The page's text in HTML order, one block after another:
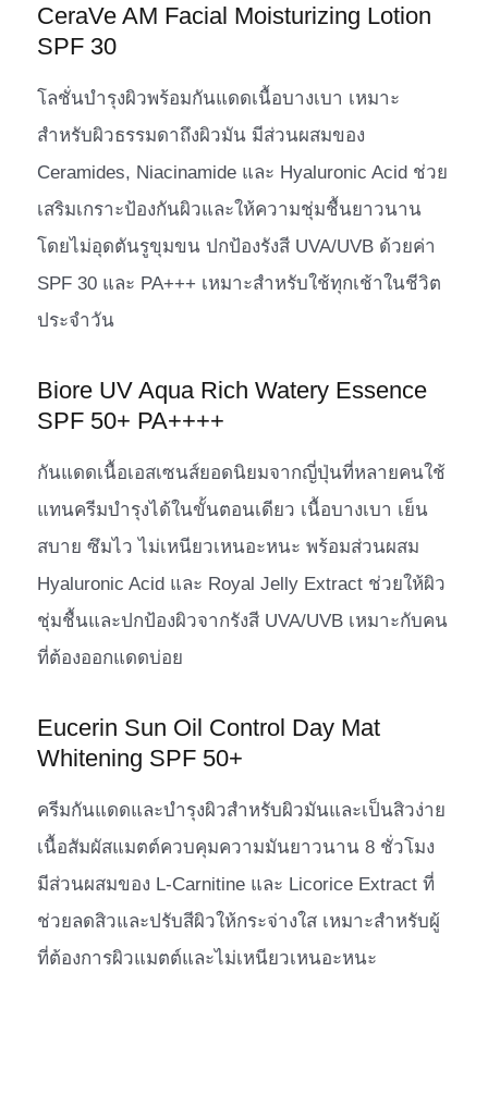
CeraVe AM Facial Moisturizing Lotion
SPF 30
โลชั่นบำรุงผิวพร้อมกันแดดเนื้อบางเบา เหมาะ
สำหรับผิวธรรมดาถึงผิวมัน มีส่วนผสมของ
Ceramides, Niacinamide และ Hyaluronic Acid ช่วย
เสริมเกราะป้องกันผิวและให้ความชุ่มชื้นยาวนาน
โดยไม่อุดตันรูขุมขน ปกป้องรังสี UVA/UVB ด้วยค่า
SPF 30 และ PA+++ เหมาะสำหรับใช้ทุกเช้าในชีวิต
ประจำวัน
Biore UV Aqua Rich Watery Essence
SPF 50+ PA++++
กันแดดเนื้อเอสเซนส์ยอดนิยมจากญี่ปุ่นที่หลายคนใช้
แทนครีมบำรุงได้ในขั้นตอนเดียว เนื้อบางเบา เย็น
สบาย ซึมไว ไม่เหนียวเหนอะหนะ พร้อมส่วนผสม
Hyaluronic Acid และ Royal Jelly Extract ช่วยให้ผิว
ชุ่มชื้นและปกป้องผิวจากรังสี UVA/UVB เหมาะกับคน
ที่ต้องออกแดดบ่อย
Eucerin Sun Oil Control Day Mat
Whitening SPF 50+
ครีมกันแดดและบำรุงผิวสำหรับผิวมันและเป็นสิวง่าย
เนื้อสัมผัสแมตต์ควบคุมความมันยาวนาน 8 ชั่วโมง
มีส่วนผสมของ L-Carnitine และ Licorice Extract ที่
ช่วยลดสิวและปรับสีผิวให้กระจ่างใส เหมาะสำหรับผู้
ที่ต้องการผิวแมตต์และไม่เหนียวเหนอะหนะ